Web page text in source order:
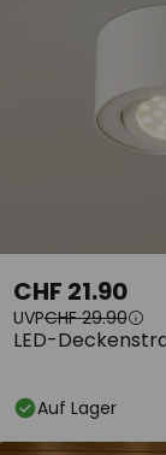
LED-
CHF 21.90
UVPCHF 29.90
Auf Lager